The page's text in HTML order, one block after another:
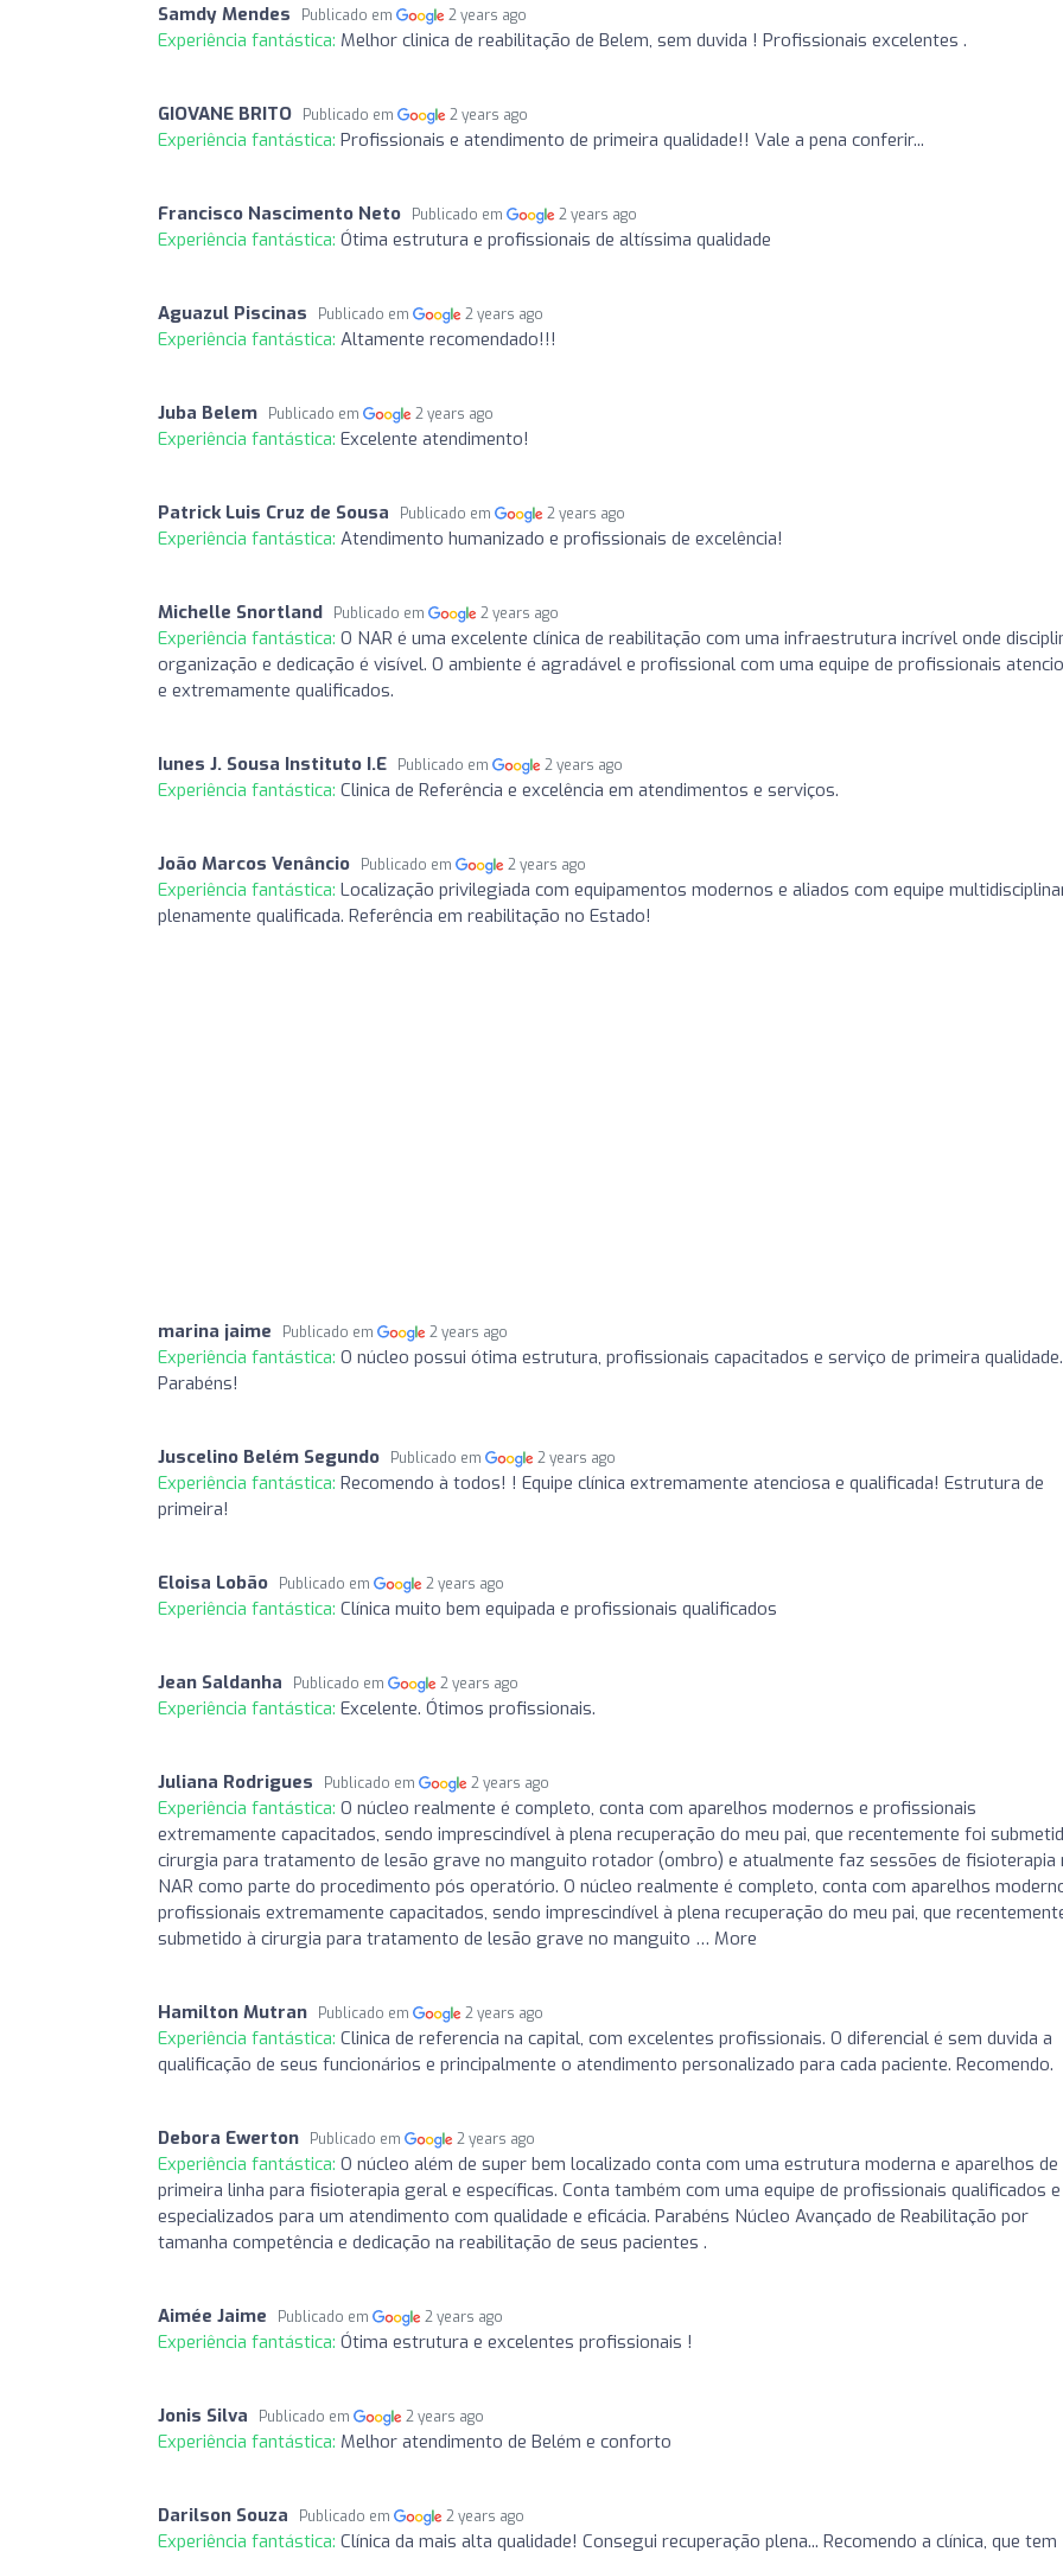
Samdy Mendes Publicado em 2 years ago
Experiência fantástica: Melhor clinica de reabilitação de Belem, sem duvida ! Profissionais excelentes .
GIOVANE BRITO Publicado em 2 years ago
Experiência fantástica: Profissionais e atendimento de primeira qualidade!! Vale a pena conferir...
Francisco Nascimento Neto Publicado em 2 years ago
Experiência fantástica: Ótima estrutura e profissionais de altíssima qualidade
Aguazul Piscinas Publicado em 2 years ago
Experiência fantástica: Altamente recomendado!!!
Juba Belem Publicado em 2 years ago
Experiência fantástica: Excelente atendimento!
Patrick Luis Cruz de Sousa Publicado em 2 years ago
Experiência fantástica: Atendimento humanizado e profissionais de excelência!
Michelle Snortland Publicado em 2 years ago
Experiência fantástica: O NAR é uma excelente clínica de reabilitação com uma infraestrutura incrível onde
organização e dedicação é visível. O ambiente é agradável e profissional com uma equipe de profissionais
e extremamente qualificados.
Iunes J. Sousa Instituto I.E Publicado em 2 years ago
Experiência fantástica: Clinica de Referência e excelência em atendimentos e serviços.
João Marcos Venâncio Publicado em 2 years ago
Experiência fantástica: Localização privilegiada com equipamentos modernos e aliados com equipe
plenamente qualificada. Referência em reabilitação no Estado!
marina jaime Publicado em 2 years ago
Experiência fantástica: O núcleo possui ótima estrutura, profissionais capacitados e serviço de primeira qualidade.
Parabéns!
Juscelino Belém Segundo Publicado em 2 years ago
Experiência fantástica: Recomendo à todos! ! Equipe clínica extremamente atenciosa e qualificada! Estrutura de
primeira!
Eloisa Lobão Publicado em 2 years ago
Experiência fantástica: Clínica muito bem equipada e profissionais qualificados
Jean Saldanha Publicado em 2 years ago
Experiência fantástica: Excelente. Ótimos profissionais.
Juliana Rodrigues Publicado em 2 years ago
Experiência fantástica: O núcleo realmente é completo, conta com aparelhos modernos e profissionais
extremamente capacitados, sendo imprescindível à plena recuperação do meu pai, que recentemente foi
cirurgia para tratamento de lesão grave no manguito rotador (ombro) e atualmente faz sessões de fisioterapia
NAR como parte do procedimento pós operatório. O núcleo realmente é completo, conta com aparelhos
profissionais extremamente capacitados, sendo imprescindível à plena recuperação do meu pai, que
submetido à cirurgia para tratamento de lesão grave no manguito … More
Hamilton Mutran Publicado em 2 years ago
Experiência fantástica: Clinica de referencia na capital, com excelentes profissionais. O diferencial é sem duvida a
qualificação de seus funcionários e principalmente o atendimento personalizado para cada paciente. Recomendo.
Debora Ewerton Publicado em 2 years ago
Experiência fantástica: O núcleo além de super bem localizado conta com uma estrutura moderna e aparelhos de
primeira linha para fisioterapia geral e específicas. Conta também com uma equipe de profissionais qualificados e
especializados para um atendimento com qualidade e eficácia. Parabéns Núcleo Avançado de Reabilitação por
tamanha competência e dedicação na reabilitação de seus pacientes .
Aimée Jaime Publicado em 2 years ago
Experiência fantástica: Ótima estrutura e excelentes profissionais !
Jonis Silva Publicado em 2 years ago
Experiência fantástica: Melhor atendimento de Belém e conforto
Darilson Souza Publicado em 2 years ago
Experiência fantástica: Clínica da mais alta qualidade! Consegui recuperação plena... Recomendo a clínica, que tem